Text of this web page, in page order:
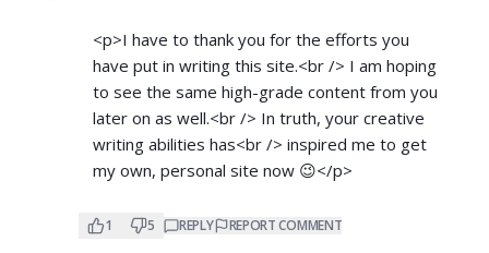
<p>I have to thank you for the efforts you
have put in writing this site.<br /> I am hoping
to see the same high-grade content from you
later on as well.<br /> In truth, your creative
writing abilities has<br /> inspired me to get
my own, personal site now 😉</p>
1 5 REPLY REPORT COMMENT